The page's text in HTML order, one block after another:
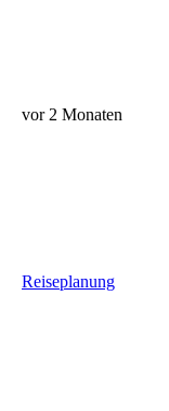
vor 2 Monaten
Reiseplanung